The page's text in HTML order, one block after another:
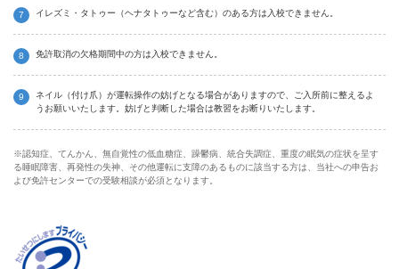
イレズミ・タトゥー（ヘナタトゥーなど含む）のある方は入校できません。
免許取消の欠格期間中の方は入校できません。
ネイル（付け爪）が運転操作の妨げとなる場合がありますので、ご入所前に整えるよ
うお願いいたします。妨げと判断した場合は教習をお断りいたします。
※認知症、てんかん、無自覚性の低血糖症、躁鬱病、統合失調症、重度の眠気の症状を呈す
る睡眠障害、再発性の失神、その他運転に支障のあるものに該当する方は、当社への申告お
よび免許センターでの受験相談が必須となります。